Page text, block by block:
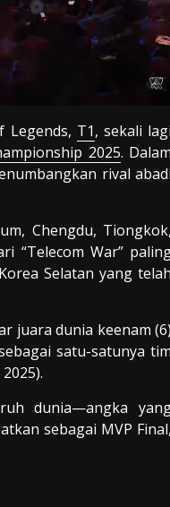
Legends, T1, sekali
2025.
rival
Chengdu,
“Telecom War”
Selatan yang
juara dunia keenam
satu-satunya
dunia—angka
sebagai MVP